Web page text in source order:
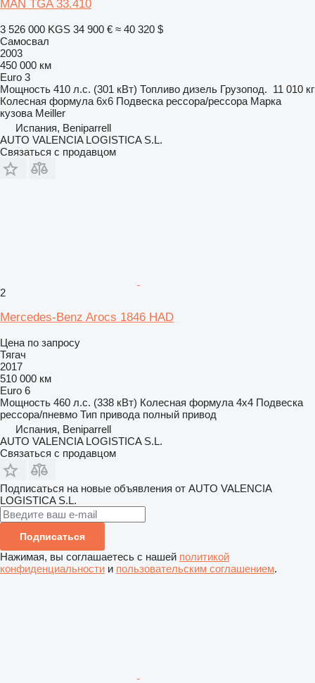
MAN TGA 33.410
3 526 000 KGS 34 900 € ≈ 40 320 $
Самосвал
2003
450 000 км
Euro 3
Мощность 410 л.с. (301 кВт) Топливо дизель Грузопод. 11 010 кг
Колесная формула 6x6 Подвеска рессора/рессора Марка
кузова Meiller
Испания, Beniparrell
AUTO VALENCIA LOGISTICA S.L.
Связаться с продавцом
2
Mercedes-Benz Arocs 1846 HAD
Цена по запросу
Тягач
2017
510 000 км
Euro 6
Мощность 460 л.с. (338 кВт) Колесная формула 4x4 Подвеска
рессора/пневмо Тип привода полный привод
Испания, Beniparrell
AUTO VALENCIA LOGISTICA S.L.
Связаться с продавцом
Подписаться на новые объявления от AUTO VALENCIA
LOGISTICA S.L.
Подписаться
Нажимая, вы соглашаетесь с нашей политикой
конфиденциальности и пользовательским соглашением.